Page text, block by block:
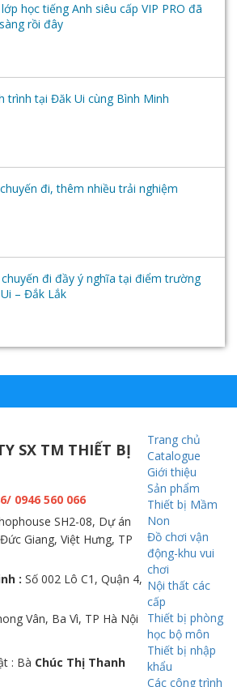
học tiếng Anh siêu cấp VIP PRO đã
rồi đây
trình tại Đăk Ui cùng Bình Minh
đi, thêm nhiều trải nghiệm
đi đầy ý nghĩa tại điểm trường
– Đắk Lắk
SX TM THIẾT BỊ
0946 560 066
SH2-08, Dự án
Giang, Việt Hưng, TP
: Số 002 Lô C1, Quận 4,
Vân, Ba Vì, TP Hà Nội
: Bà Chúc Thị Thanh
Trang chủ
Catalogue
Giới thiệu
Sản phẩm
Thiết bị Mầm
Non
Đồ chơi vận
động-khu vui
chơi
Nội thất các
cấp
Thiết bị phòng
học bộ môn
Thiết bị nhập
khẩu
Các công trình